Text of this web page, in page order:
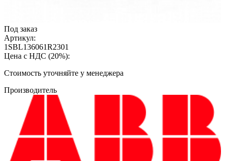
Под заказ
Артикул:
1SBL136061R2301
Цена с НДС (20%):
Cтоимость уточняйте у менеджера
Производитель